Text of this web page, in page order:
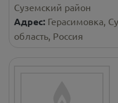
Суземский район
Адрес: Герасимовка,
область, Россия